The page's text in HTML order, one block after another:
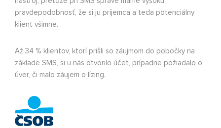
pravdepodobnosť, že si ju príjemca a teda potenciálny
klient všimne.
Až 34 % klientov, ktorí prišli so záujmom do pobočky na
základe SMS, si u nás otvorilo účet, prípadne požiadalo o
úver, či malo záujem o lízing.